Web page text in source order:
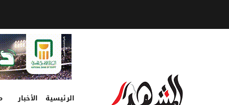
الرئيسية الأخبار